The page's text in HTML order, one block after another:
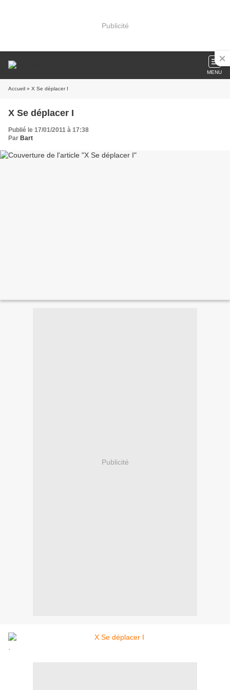
Publicité
MENU
Accueil » X Se déplacer I
X Se déplacer I
Publié le 17/01/2011 à 17:38
Par Bart
Publicité